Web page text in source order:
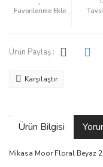
Ürün Paylaş :
Karşılaştır
Ürün Bilgisi
Mikasa Moor Floral Beyaz